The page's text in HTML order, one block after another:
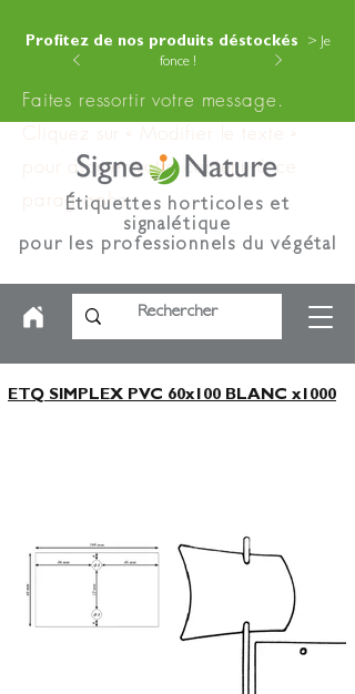
Profitez de nos produits déstockés
> Je
fonce !
Faites ressortir votre message.
Cliquez sur « Modifier le texte »
pour ajouter votre contenu à ce
paragraphe.
Étiquettes horticoles et
signalétique
pour les professionnels du végétal
ETQ SIMPLEX PVC 60x100 BLANC x1000